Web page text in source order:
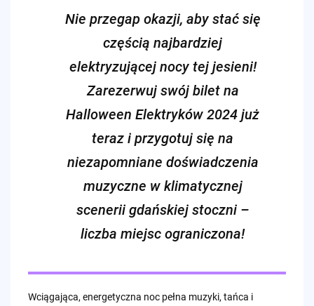
Nie przegap okazji, aby stać się
częścią najbardziej
elektryzującej nocy tej jesieni!
Zarezerwuj swój bilet na
Halloween Elektryków 2024 już
teraz i przygotuj się na
niezapomniane doświadczenia
muzyczne w klimatycznej
scenerii gdańskiej stoczni –
liczba miejsc ograniczona!
Wciągająca, energetyczna noc pełna muzyki, tańca i